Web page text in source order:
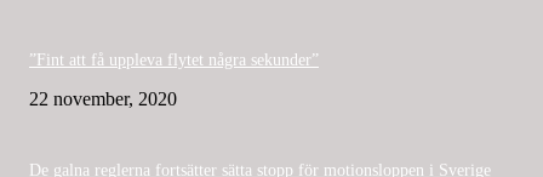
”Fint att få uppleva flytet några sekunder”
22 november, 2020
De galna reglerna fortsätter sätta stopp för motionsloppen i Sverige